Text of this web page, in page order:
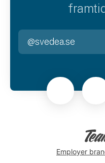
@svedea.se
Employer